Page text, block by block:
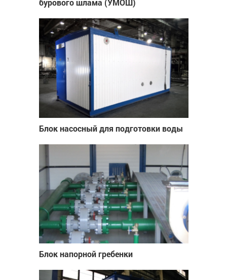
бурового шлама (УМОШ)
Блок насосный для подготовки воды
Блок напорной гребенки